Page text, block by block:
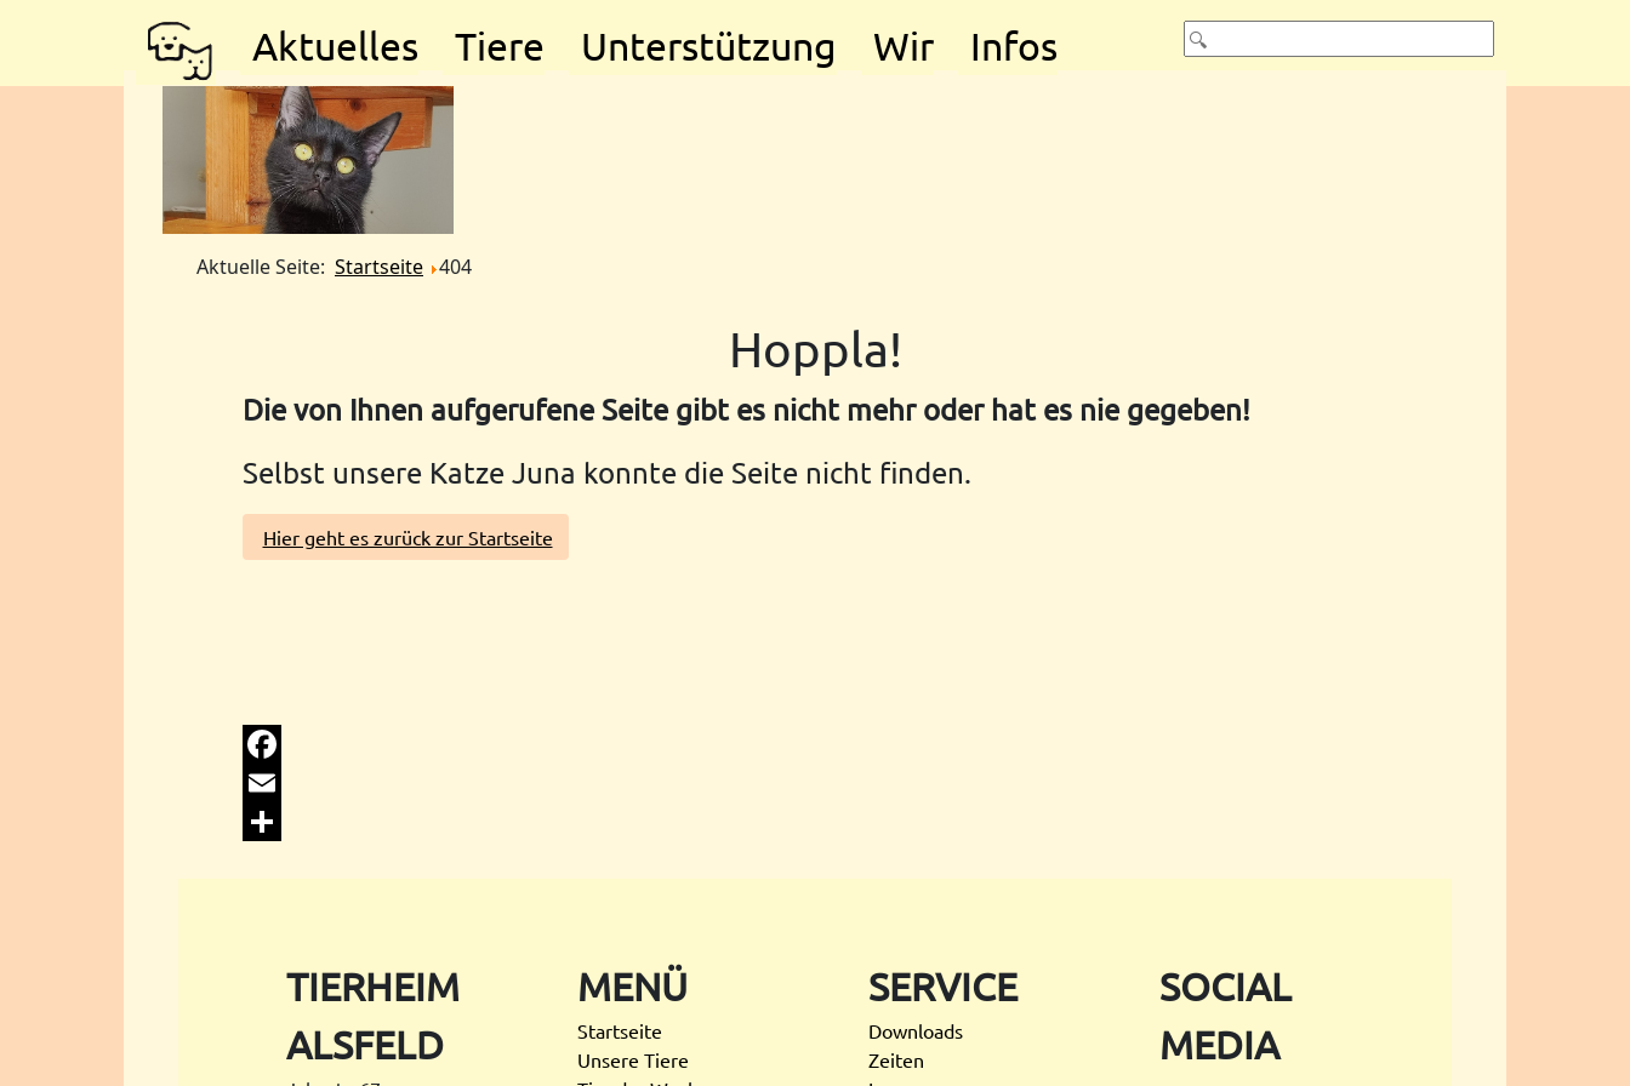
Aktuelles Tiere Unterstützung Wir Infos
Aktuelle Seite: Startseite 404
Hoppla!
Die von Ihnen aufgerufene Seite gibt es nicht mehr oder hat es nie gegeben!
Selbst unsere Katze Juna konnte die Seite nicht finden.
Hier geht es zurück zur Startseite
Facebook
Email
TIERHEIM
ALSFELD
MENÜ
Startseite
Unsere Tiere
SERVICE
Downloads
Zeiten
SOCIAL
MEDIA